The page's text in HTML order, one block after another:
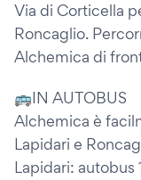
Via di Corticella
Roncaglio.
Alchemica di
🚌IN AUTOBUS
Alchemica è
Lapidari e
Lapidari: autobus